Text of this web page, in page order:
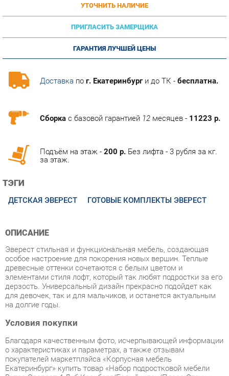
ПРИГЛАСИТЬ ЗАМЕРЩИКА
ГАРАНТИЯ ЛУЧШЕЙ ЦЕНЫ
Доставкапог. Екатеринбурги до ТК -бесплатна.
ТЭГИ
ОПИСАНИЕ
особое настроение для покорения новых вершин. Теплые
элементами стиля лофт, который так любят подростки за его
дерзость. Универсальный дизайн прекрасно подойдет как
для девочек, так и для мальчиков, и останется актуальным
на долгие годы.
Условия покупки
Благодаря качественным фото, исчерпывающей информации
о характеристиках и параметрах, а также отзывам
покупателей маркетплэйса «Корпусная мебель
Витра Эверест 4 Дуб Кронберг/Белый шпон/Плаза Стоун»
категории Готовые комплекты производства Витра с
доставкой из Екатеринбурга по цене со скидкой и гарантией
от производителя не составит труда.